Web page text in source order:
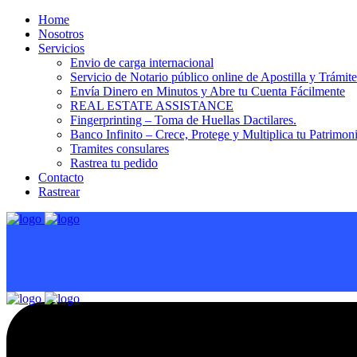
Home
Nosotros
Servicios
Envio de carga internacional
Servicio de Notario público online de Apostilla y
Envía Dinero en Minutos y Abre tu Cuenta Fácilmente
REAL ESTATE ASSISTANCE
Fingerprinting – Toma de Huellas Dactilares.
Banco Infinito – Crece, Protege y Multiplica tu
Tramites consulares
Rastrea tu pedido
Contacto
Rastrear